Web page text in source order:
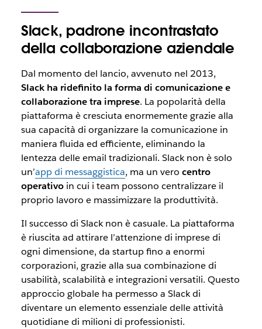
Slack, padrone incontrastato
della collaborazione aziendale
Dal momento del lancio, avvenuto nel 2013,
Slack ha ridefinito la forma di comunicazione e
collaborazione tra imprese. La popolarità della
piattaforma è cresciuta enormemente grazie alla
sua capacità di organizzare la comunicazione in
maniera fluida ed efficiente, eliminando la
lentezza delle email tradizionali. Slack non è solo
un’app di messaggistica, ma un vero centro
operativoin cui i team possono centralizzare il
proprio lavoro e massimizzare la produttività.
Il successo di Slack non è casuale. La piattaforma
è riuscita ad attirare l’attenzione di imprese di
ogni dimensione, da startup fino a enormi
corporazioni, grazie alla sua combinazione di
usabilità, scalabilità e integrazioni versatili. Questo
approccio globale ha permesso a Slack di
diventare un elemento essenziale delle attività
quotidiane di milioni di professionisti.